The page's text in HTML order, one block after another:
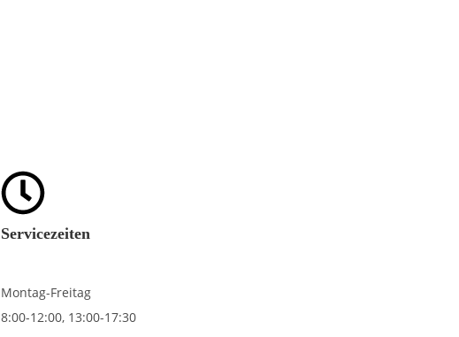
Servicezeiten
Montag-Freitag
8:00-12:00, 13:00-17:30